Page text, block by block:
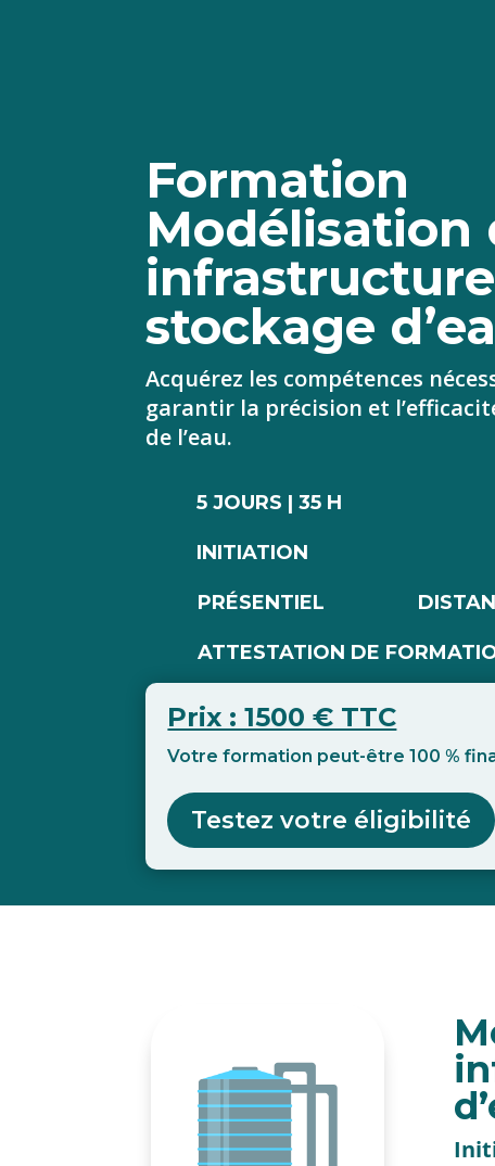
Formation
Modélisation
stockage
Acquérez les compétences
garantir la précision et
de l’eau.
5 JOURS | 35 H
INITIATION
PRÉSENTIEL
ATTESTATION DE
Prix : 1500 € TTC
Votre formation peut-être 100 %
Testez votre éligibilité